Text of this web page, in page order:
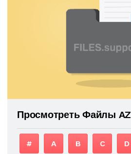
Просмотреть Файлы AZ
# A B C D